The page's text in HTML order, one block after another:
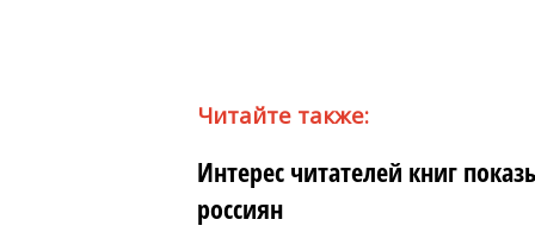
Читайте также:
Интерес читателей книг
россиян